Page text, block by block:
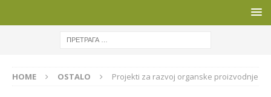
HOME OSTALO Projekti za razvoj organske proizvodnje